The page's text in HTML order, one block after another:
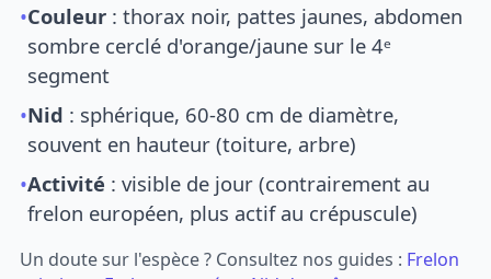
•Couleur : thorax noir, pattes jaunes, abdomen
sombre cerclé d'orange/jaune sur le 4ᵉ
segment
•Nid : sphérique, 60-80 cm de diamètre,
souvent en hauteur (toiture, arbre)
•Activité : visible de jour (contrairement au
frelon européen, plus actif au crépuscule)
Un doute sur l'espèce ? Consultez nos guides : Frelon